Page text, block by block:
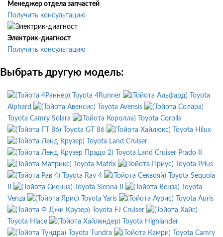
Менеджер отдела запчастей
Получить консультацию
Электрик-диагност
Получить консультацию
Выбрать другую модель:
Toyota 4Runner
Toyota
Alphard
Toyota Avensis
Toyota Camry Solara
Toyota Corolla
Toyota GT 86
Toyota Hilux
Toyota Land Cruiser
Toyota Land Cruiser Prado II
Toyota Matrix
Toyota Prius
Toyota Rav 4
Toyota Sequoia
Toyota Sienna II
Toyota
Venza
Toyota Yaris
Toyota Auris
Toyota FJ Cruiser
Toyota Hiace
Toyota Highlander
Toyota Tundra
Toyota Camry